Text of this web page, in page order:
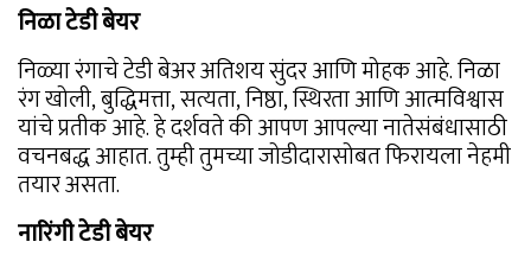
निळा टेडी बेयर
निळ्या रंगाचे टेडी बेअर अतिशय सुंदर आणि मोहक आहे. निळा
रंग खोली, बुद्धिमत्ता, सत्यता, निष्ठा, स्थिरता आणि आत्मविश्वास
यांचे प्रतीक आहे. हे दर्शवते की आपण आपल्या नातेसंबंधासाठी
वचनबद्ध आहात. तुम्ही तुमच्या जोडीदारासोबत फिरायला नेहमी
तयार असता.
नारिंगी टेडी बेयर